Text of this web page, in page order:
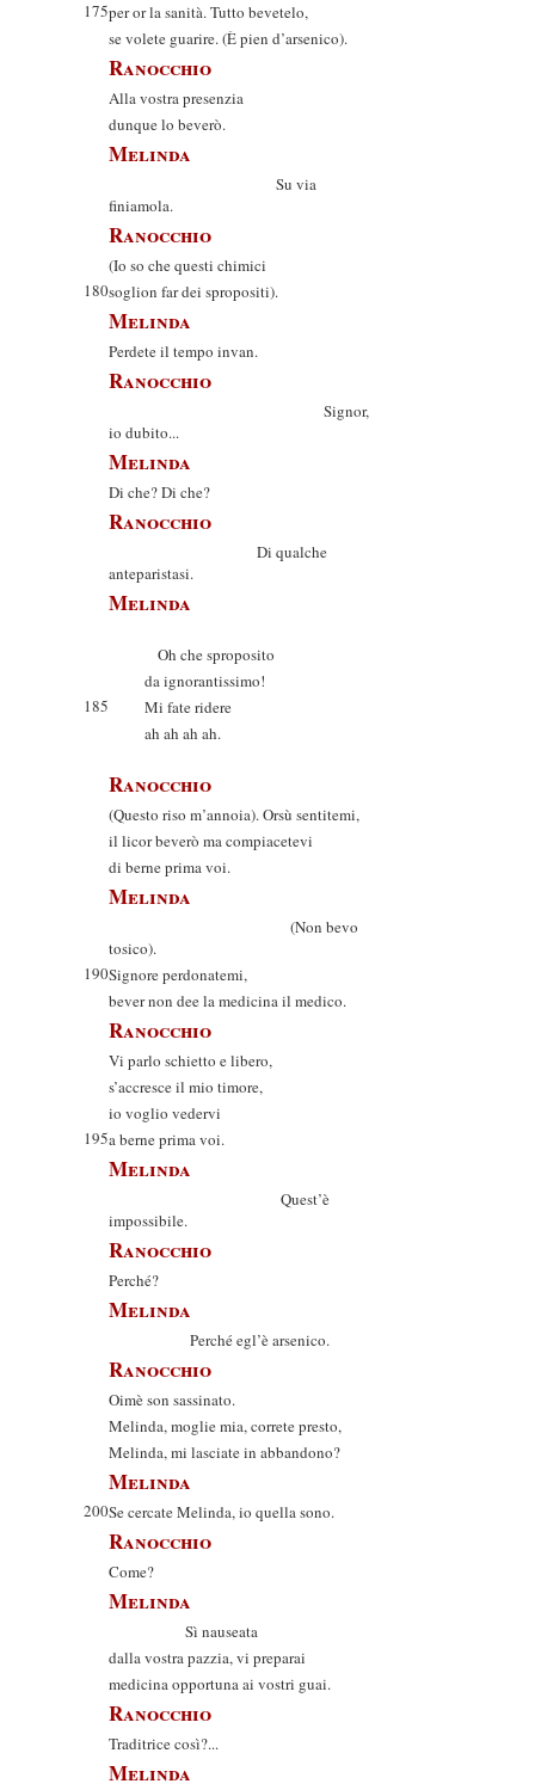
175per or la sanità. Tutto bevetelo,
se volete guarire. (È pien d’arsenico).
Ranocchio
Alla vostra presenzia
dunque lo beverò.
Melinda
Su via
finiamola.
Ranocchio
(Io so che questi chimici
180soglion far dei spropositi).
Melinda
Perdete il tempo invan.
Ranocchio
Signor,
io dubito...
Melinda
Di che? Di che?
Ranocchio
Di qualche
anteparistasi.
Melinda
Oh che sproposito
da ignorantissimo!
185
Mi fate ridere
ah ah ah ah.
Ranocchio
(Questo riso m’annoia). Orsù sentitemi,
il licor beverò ma compiacetevi
di berne prima voi.
Melinda
(Non bevo
tosico).
190Signore perdonatemi,
bever non dee la medicina il medico.
Ranocchio
Vi parlo schietto e libero,
s’accresce il mio timore,
io voglio vedervi
195a berne prima voi.
Melinda
Quest’è
impossibile.
Ranocchio
Perché?
Melinda
Perché egl’è arsenico.
Ranocchio
Oimè son sassinato.
Melinda, moglie mia, correte presto,
Melinda, mi lasciate in abbandono?
Melinda
200Se cercate Melinda, io quella sono.
Ranocchio
Come?
Melinda
Sì nauseata
dalla vostra pazzia, vi preparai
medicina opportuna ai vostri guai.
Ranocchio
Traditrice così?...
Melinda